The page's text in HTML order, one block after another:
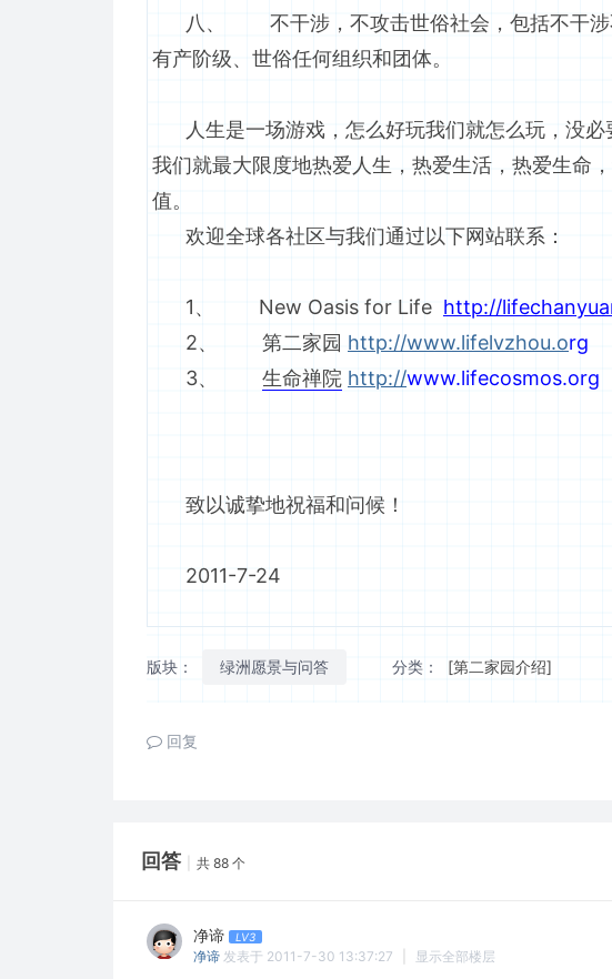
八、 不干涉，不攻击世俗社会，包括不干涉
有产阶级、世俗任何组织和团体。
人生是一场游戏，怎么好玩我们就怎么玩，没必
我们就最大限度地热爱人生，热爱生活，热爱生命
值。
欢迎全球各社区与我们通过以下网站联系：
1、 New Oasis for Life http://
2、 第二家园 http://www.lifelvzhou.org
3、 生命禅院 http://www.lifecosmos.org
致以诚挚地祝福和问候！
2011-7-24
版块： 绿洲愿景与问答 分类： [第二家园介绍]
回复
回答 共 88 个
净谛 LV3
净谛 发表于 2011-7-30 13:37:27 显示全部楼层